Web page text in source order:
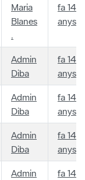
Maria
Blanes
.
fa 14
anys
Admin
Diba
fa 14
anys
Admin
Diba
fa 14
anys
Admin
Diba
fa 14
anys
Admin
fa 14